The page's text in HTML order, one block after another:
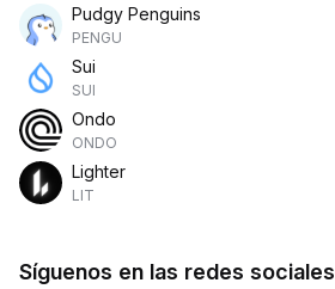
Pudgy Penguins
PENGU
Sui
SUI
Ondo
ONDO
Lighter
LIT
Síguenos en las redes sociales